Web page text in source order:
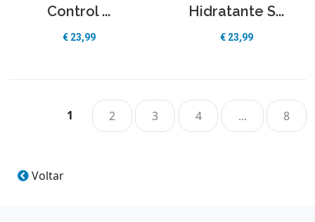
Control ...
€ 23,99
Hidratante S...
€ 23,99
1 2 3 4 ... 8
Voltar